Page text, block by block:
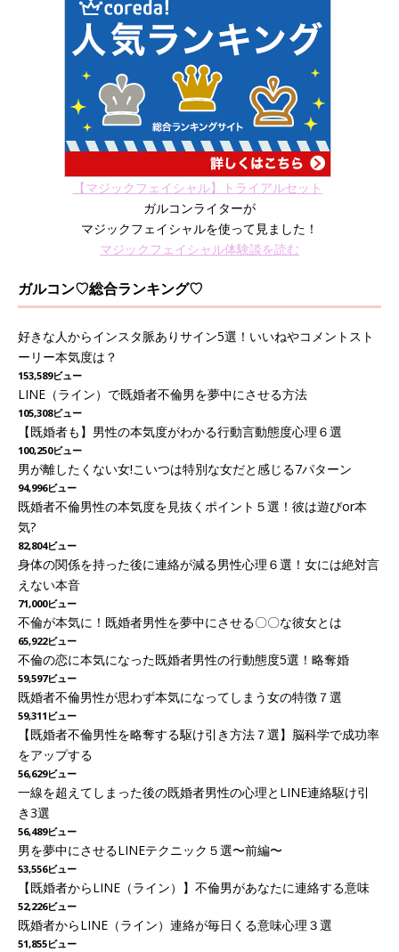
【マジックフェイシャル】トライアルセット
ガルコンライターが
マジックフェイシャルを使って見ました！
マジックフェイシャル体験談を読む
ガルコン♡総合ランキング♡
好きな人からインスタ脈ありサイン5選！いいねやコメントスト
ーリー本気度は？
153,589ビュー
LINE（ライン）で既婚者不倫男を夢中にさせる方法
105,308ビュー
【既婚者も】男性の本気度がわかる行動言動態度心理６選
100,250ビュー
男が離したくない女!こいつは特別な女だと感じる7パターン
94,996ビュー
既婚者不倫男性の本気度を見抜くポイント５選！彼は遊びor本
気?
82,804ビュー
身体の関係を持った後に連絡が減る男性心理６選！女には絶対言
えない本音
71,000ビュー
不倫が本気に！既婚者男性を夢中にさせる〇〇な彼女とは
65,922ビュー
不倫の恋に本気になった既婚者男性の行動態度5選！略奪婚
59,597ビュー
既婚者不倫男性が思わず本気になってしまう女の特徴７選
59,311ビュー
【既婚者不倫男性を略奪する駆け引き方法７選】脳科学で成功率
をアップする
56,629ビュー
一線を超えてしまった後の既婚者男性の心理とLINE連絡駆け引
き3選
56,489ビュー
男を夢中にさせるLINEテクニック５選〜前編〜
53,556ビュー
【既婚者からLINE（ライン）】不倫男があなたに連絡する意味
52,226ビュー
既婚者からLINE（ライン）連絡が毎日くる意味心理３選
51,855ビュー